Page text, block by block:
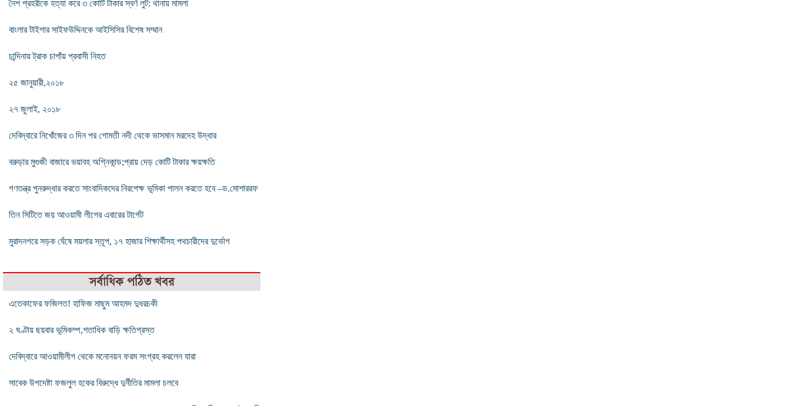
নৈশ প্রহরীকে হত্যা করে ৩ কোটি টাকার স্বর্ণ লুট: থানায় মামলা
বাংলার টাইগার সাইফউদ্দিনকে আইসিসির বিশেষ সম্মান
চান্দিনায় ট্রাক চাপাঁয় প্রবাসী নিহত
২৫ জানুয়ারী,২০১৮
২৭ জুলাই, ২০১৮
দেবিদ্বারে নিখোঁজের ৩ দিন পর গোমতী নদী থেকে ভাসমান মরদেহ উদ্ধার
বরুড়ার মুগুজী বাজারে ভয়াবহ অগ্নিকান্ড;প্রায় দেড় কোটি টাকার ক্ষয়ক্ষতি
গণতন্ত্র পুনরুদ্ধার করতে সাংবাদিকদের নিরপেক্ষ ভূমিকা পালন করতে হবে –ড.মোশাররফ
তিন সিটিতে জয় আওয়ামী লীগের এবারের টার্গেট
মুরাদনগরে সড়ক ঘেঁষে ময়লার স্তূপ, ১৭ হাজার শিক্ষার্থীসহ পথচারীদের দুর্ভোগ
সর্বাধিক পঠিত খবর
এতেকাফের ফজিলত! হাফিজ মাছুম আহমদ দুধরচকী
২ ঘণ্টায় ছয়বার ভূমিকম্প,শতাধিক বাড়ি ক্ষতিগ্রস্ত
দেবিদ্বারে আওয়ামীলীগ থেকে মনোনয়ন ফরম সংগ্রহ করলেন যারা
সাবেক উপদেষ্টা ফজলুল হকের বিরুদ্ধে দুর্নীতির মামলা চলবে